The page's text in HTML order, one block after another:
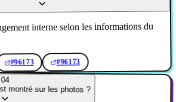
interne selon les informations du
#96173 #96173
04
montré sur les photos ?